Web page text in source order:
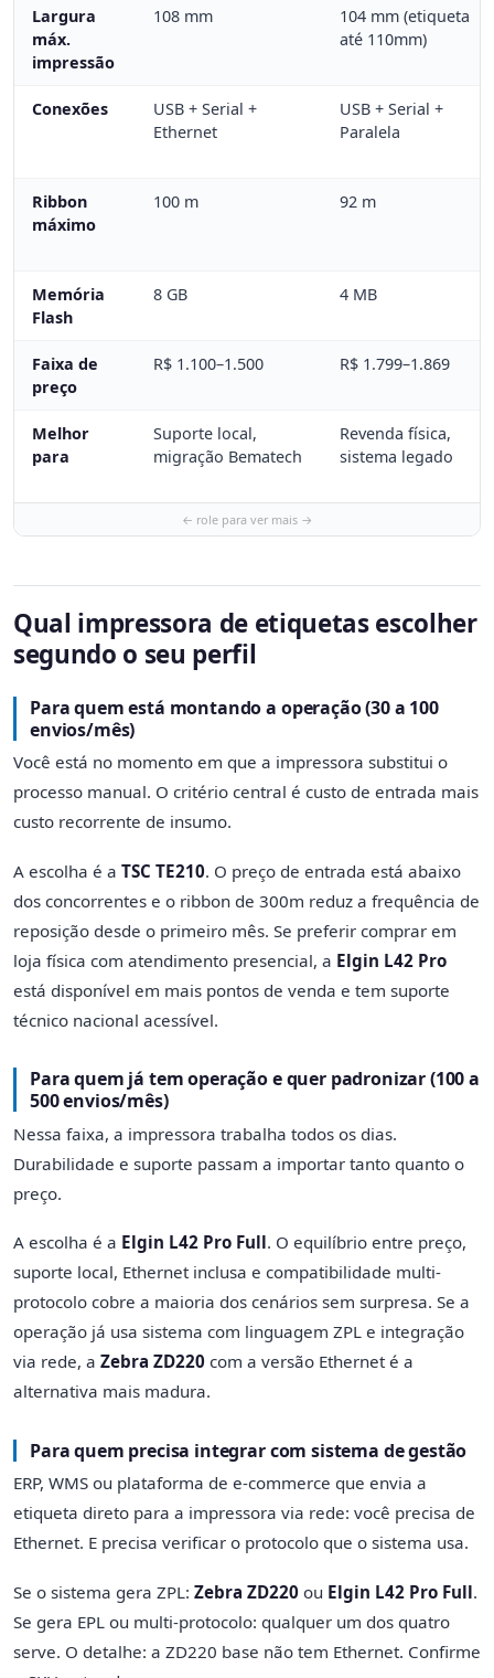
Largura
máx.
impressão
108 mm
104 mm (etiqueta
até 110mm)
Conexões
USB + Serial +
Ethernet
USB + Serial +
Paralela
Ribbon
máximo
100 m 92 m
Memória
Flash
8 GB 4 MB
Faixa de
preço
R$ 1.100–1.500 R$ 1.799–1.869
Melhor
para
Suporte local,
migração Bematech
Revenda física,
sistema legado
Qual impressora de etiquetas escolher
segundo o seu perfil
Para quem está montando a operação (30 a 100
envios/mês)
Você está no momento em que a impressora substitui o
processo manual. O critério central é custo de entrada mais
custo recorrente de insumo.
A escolha é a TSC TE210. O preço de entrada está abaixo
dos concorrentes e o ribbon de 300m reduz a frequência de
reposição desde o primeiro mês. Se preferir comprar em
loja física com atendimento presencial, a Elgin L42 Pro
está disponível em mais pontos de venda e tem suporte
técnico nacional acessível.
Para quem já tem operação e quer padronizar (100 a
500 envios/mês)
Nessa faixa, a impressora trabalha todos os dias.
Durabilidade e suporte passam a importar tanto quanto o
preço.
A escolha é a Elgin L42 Pro Full. O equilíbrio entre preço,
suporte local, Ethernet inclusa e compatibilidade multi-
protocolo cobre a maioria dos cenários sem surpresa. Se a
operação já usa sistema com linguagem ZPL e integração
via rede, a Zebra ZD220 com a versão Ethernet é a
alternativa mais madura.
Para quem precisa integrar com sistema de gestão
ERP, WMS ou plataforma de e-commerce que envia a
etiqueta direto para a impressora via rede: você precisa de
Ethernet. E precisa verificar o protocolo que o sistema usa.
Se o sistema gera ZPL: Zebra ZD220 ou Elgin L42 Pro Full.
Se gera EPL ou multi-protocolo: qualquer um dos quatro
serve. O detalhe: a ZD220 base não tem Ethernet. Confirme